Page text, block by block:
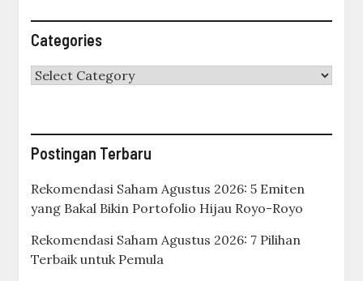
Categories
Categories
Postingan Terbaru
Rekomendasi Saham Agustus 2026: 5 Emiten
yang Bakal Bikin Portofolio Hijau Royo-Royo
Rekomendasi Saham Agustus 2026: 7 Pilihan
Terbaik untuk Pemula